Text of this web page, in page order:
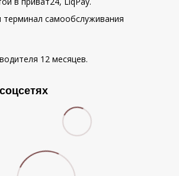
терминал самообслуживания
12 месяцев.